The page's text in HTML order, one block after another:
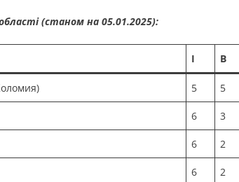
(станом на 05.01.2025):
І В
5 5
6 3
6 2
6 2